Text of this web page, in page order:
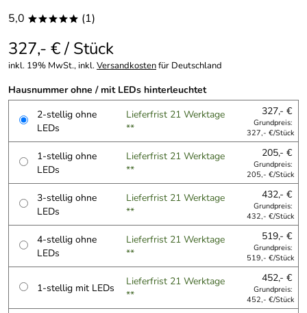
5,0 ***** (1)
327,- € / Stück
inkl. 19% MwSt., inkl.Versandkostenfür Deutschland
Hausnummer ohne / mit LEDs hinterleuchtet
2-stellig ohne
LEDs
Lieferfrist 21 Werktage
**
327,- €
Grundpreis:
327,- €/Stück
1-stellig ohne
LEDs
Lieferfrist 21 Werktage
**
205,- €
Grundpreis:
205,- €/Stück
3-stellig ohne
LEDs
Lieferfrist 21 Werktage
**
432,- €
Grundpreis:
432,- €/Stück
4-stellig ohne
LEDs
Lieferfrist 21 Werktage
**
519,- €
Grundpreis:
519,- €/Stück
1-stellig mit LEDs
Lieferfrist 21 Werktage
**
452,- €
Grundpreis:
452,- €/Stück